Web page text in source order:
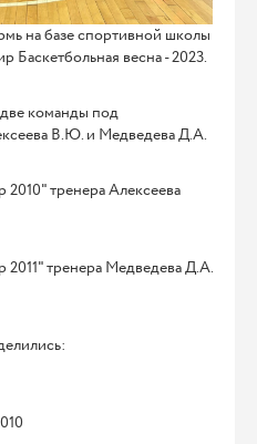
на базе спортивной школы
весна - 2023.
команды под
В.Ю. и Медведева Д.А.
тренера Алексеева
тренера Медведева Д.А.